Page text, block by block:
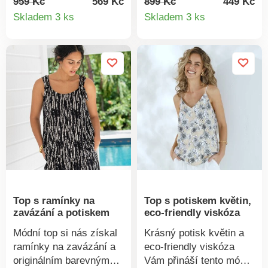
Zaoblený spodní okraj.
Skladem 3 ks
náprsenkou. Rovný
Prsní záševky. Rovný
spodní lem. Lze prát v
pračce.
Skladem 3 ks
Top s ramínky na
zavázání a potiskem
Módní top si nás získal
ramínky na zavázání a
originálním barevným
Top s potiskem květin,
eco-friendly viskóza
Krásný potisk květin a
eco-friendly viskóza
Vám přináší tento módní